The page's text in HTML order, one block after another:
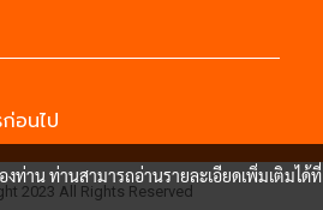
อนไป
2023 All Rights Reserved
ท่าน ท่านสามารถอ่านรายละเอียดเพิ่มเติมได้ที่